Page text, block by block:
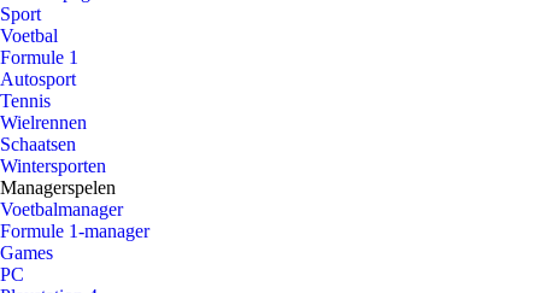
Sport
Voetbal
Formule 1
Autosport
Tennis
Wielrennen
Schaatsen
Wintersporten
Managerspelen
Voetbalmanager
Formule 1-manager
Games
PC